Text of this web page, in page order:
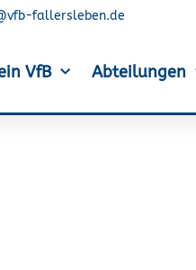
fallersleben.de
VfB Abteilungen